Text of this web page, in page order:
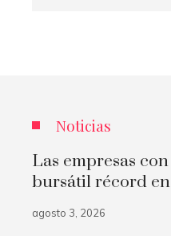
Noticias
Las empresas
bursátil récord
agosto 3, 2026